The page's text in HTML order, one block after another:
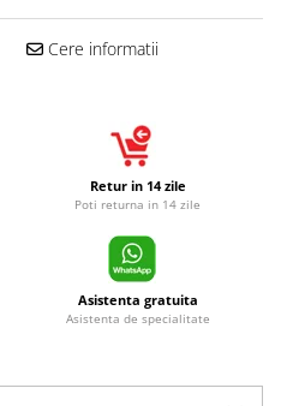
Cere informatii
Retur in 14 zile
Poti returna in 14 zile
Asistenta gratuita
Asistenta de specialitate